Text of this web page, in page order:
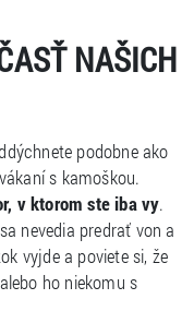
NAŠICH
podobne ako
s kamoškou.
v ktorom ste iba vy.
nevedia predrať von a
vyjde a poviete si, že
ho niekomu s